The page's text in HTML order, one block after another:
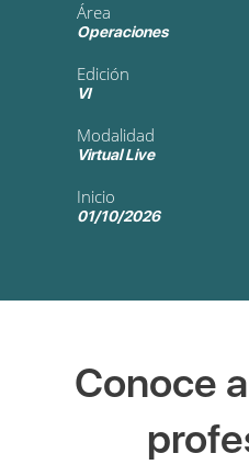
Área
Operaciones
Edición
VI
Modalidad
Virtual Live
Inicio
01/10/2026
Conoce